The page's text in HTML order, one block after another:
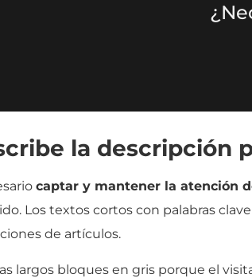
la descripción
captar y mantener la atención
Los textos cortos con palabras
de artículos.
largos bloques en gris porque el